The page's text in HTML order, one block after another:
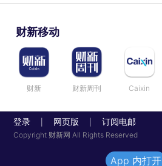
财新移动
财新 财新周刊 Caixin
登录 网页版 订阅电邮
Copyright 财新网 All Rights Reserved
App 内打开